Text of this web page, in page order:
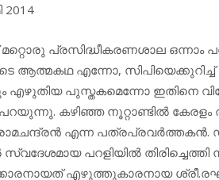
പ്രസിദ്ധീകരണശാല ഒന്നാം
ആത്മകഥ എന്നോ,
എഴുതിയ പുസ്തകമെന്നോ ഇതിനെ
കഴിഞ്ഞ നൂറ്റാണ്ടില്‍
എന്ന പത്രപ്രവര്‍ത്തകന്‍.
പറളിയില്‍ തിരിച്ചെത്തി
എഴുത്തുകാരനായ